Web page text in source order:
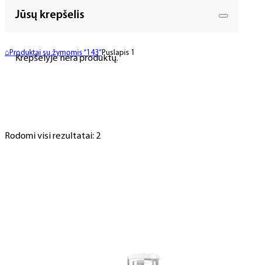
Jūsų krepšelis
Krepšelyje nėra produktų.
⌂ Produktai su žymomis “143” Puslapis 1
Rodomi visi rezultatai: 2